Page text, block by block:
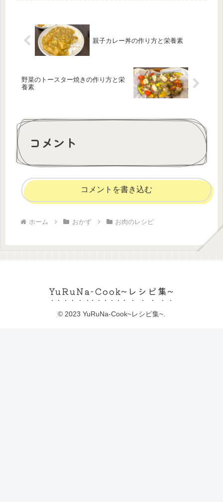
親子カレー丼の作り方と栄養素
野菜のトースター焼きの作り方と栄
養素
コメント
コメントを書き込む
ホーム おかず お肉のレシピ
YuRuNa-Cook~レシピ集~
© 2023 YuRuNa-Cook~レシピ集~.